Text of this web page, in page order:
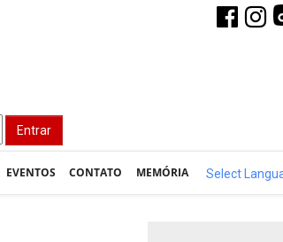
Entrar
EVENTOS CONTATO MEMÓRIA Select